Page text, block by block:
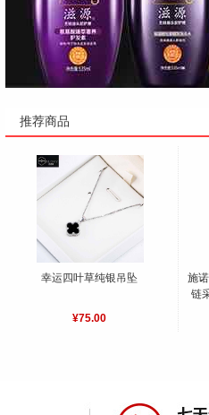
推荐商品
幸运四叶草纯银吊坠
¥75.00
施
链